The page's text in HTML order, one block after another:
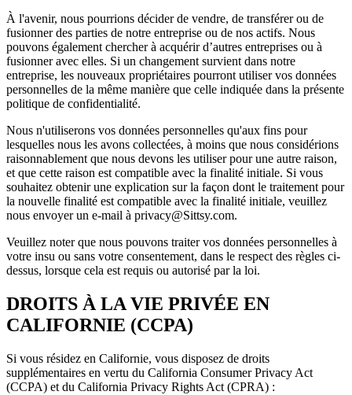
À l'avenir, nous pourrions décider de vendre, de transférer ou de
fusionner des parties de notre entreprise ou de nos actifs. Nous
pouvons également chercher à acquérir d’autres entreprises ou à
fusionner avec elles. Si un changement survient dans notre
entreprise, les nouveaux propriétaires pourront utiliser vos données
personnelles de la même manière que celle indiquée dans la présente
politique de confidentialité.
Nous n'utiliserons vos données personnelles qu'aux fins pour
lesquelles nous les avons collectées, à moins que nous considérions
raisonnablement que nous devons les utiliser pour une autre raison,
et que cette raison est compatible avec la finalité initiale. Si vous
souhaitez obtenir une explication sur la façon dont le traitement pour
la nouvelle finalité est compatible avec la finalité initiale, veuillez
nous envoyer un e-mail à privacy@Sittsy.com.
Veuillez noter que nous pouvons traiter vos données personnelles à
votre insu ou sans votre consentement, dans le respect des règles ci-
dessus, lorsque cela est requis ou autorisé par la loi.
DROITS À LA VIE PRIVÉE EN
CALIFORNIE (CCPA)
Si vous résidez en Californie, vous disposez de droits
supplémentaires en vertu du California Consumer Privacy Act
(CCPA) et du California Privacy Rights Act (CPRA) :